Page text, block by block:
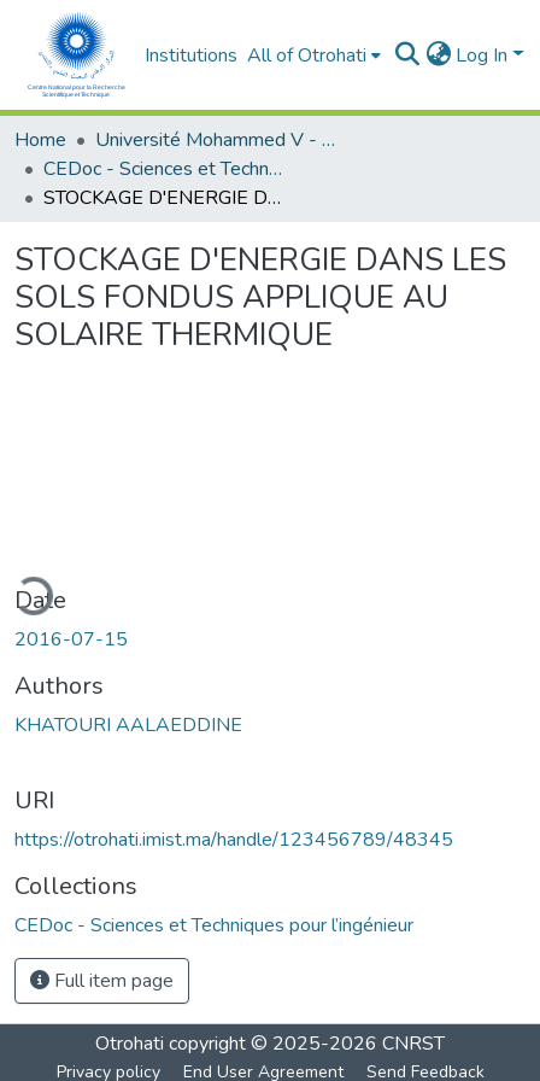
Institutions All of Otrohati Log In
Home
Université Mohammed V - Rabat
CEDoc - Sciences et Techniques pour l’ingénieur
STOCKAGE D'ENERGIE DANS LES SOLS FONDUS APPLIQUE AU SOLAIRE THERMIQUE
STOCKAGE D'ENERGIE DANS LES
SOLS FONDUS APPLIQUE AU
SOLAIRE THERMIQUE
Date
2016-07-15
Authors
KHATOURI AALAEDDINE
URI
https://otrohati.imist.ma/handle/123456789/48345
Collections
CEDoc - Sciences et Techniques pour l’ingénieur
Full item page
Otrohati copyright © 2025-2026 CNRST
Privacy policy End User Agreement Send Feedback